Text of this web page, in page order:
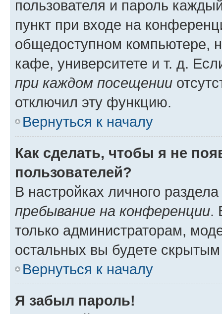
пользователя и пароль
пункт при входе на
общедоступном компьютере,
кафе, университете и т. д.
при каждом посещении
отключил эту функцию.
Вернуться к началу
Как сделать, чтобы я не
пользователей?
В настройках личного
пребывание на конференции.
только администраторам,
остальных вы будете
Вернуться к началу
Я забыл пароль!